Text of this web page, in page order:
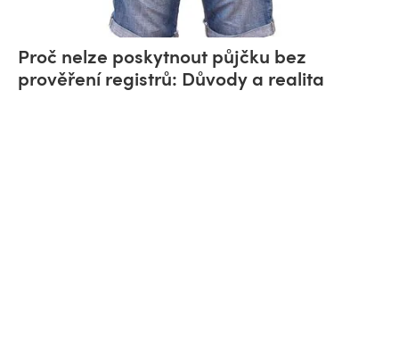
Proč nelze poskytnout půjčku bez
prověření registrů: Důvody a realita